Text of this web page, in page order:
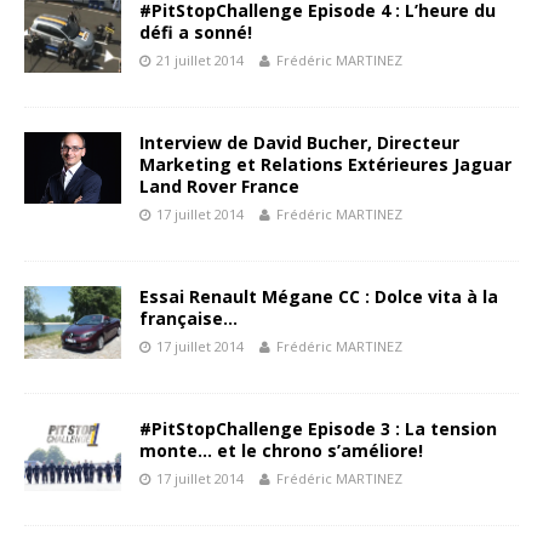
#PitStopChallenge Episode 4 : L’heure du
défi a sonné!
21 juillet 2014 Frédéric MARTINEZ
Interview de David Bucher, Directeur
Marketing et Relations Extérieures Jaguar
Land Rover France
17 juillet 2014 Frédéric MARTINEZ
Essai Renault Mégane CC : Dolce vita à la
française…
17 juillet 2014 Frédéric MARTINEZ
#PitStopChallenge Episode 3 : La tension
monte… et le chrono s’améliore!
17 juillet 2014 Frédéric MARTINEZ